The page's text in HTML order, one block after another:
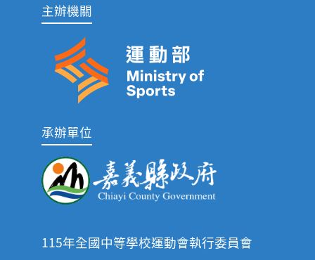
主辦機關
承辦單位
115年全國中等學校運動會執行委員會